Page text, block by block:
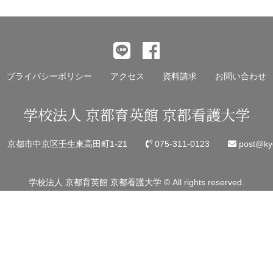
プライバシーポリシー アクセス 資料請求 お問い合わせ
学校法人 京都育英館 京都看護大学
都市中京区壬生東高田町1-21 075-311-0123
学校法人 京都育英館 京都看護大学 © All rights reserved.